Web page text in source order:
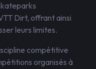
Dirt, offrant ainsi
leurs limites.
compétitive
organisés à